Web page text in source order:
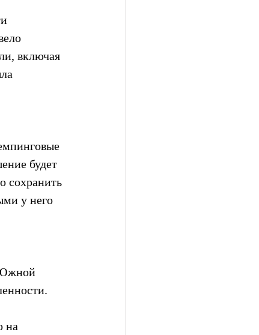
включая
будет
сохранить
у него
Южной
на